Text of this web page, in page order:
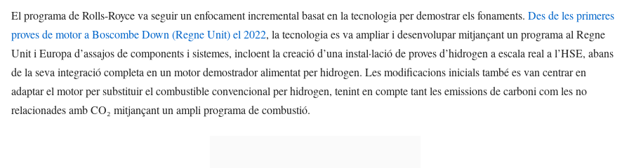
El programa de Rolls-Royce va seguir un enfocament incremental basat en la tecnologia per demostrar els fonaments. Des de les primeres
proves de motor a Boscombe Down (Regne Unit) el 2022, la tecnologia es va ampliar i desenvolupar mitjançant un programa al Regne
Unit i Europa d’assajos de components i sistemes, incloent la creació d’una instal·lació de proves d’hidrogen a escala real a l’HSE, abans
de la seva integració completa en un motor demostrador alimentat per hidrogen. Les modificacions inicials també es van centrar en
adaptar el motor per substituir el combustible convencional per hidrogen, tenint en compte tant les emissions de carboni com les no
relacionades amb CO₂ mitjançant un ampli programa de combustió.